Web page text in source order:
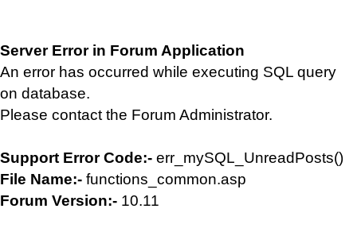
Server Error in Forum Application
An error has occurred while executing SQL query
on database.
Please contact the Forum Administrator.
Support Error Code:- err_mySQL_UnreadPosts()
File Name:- functions_common.asp
Forum Version:- 10.11